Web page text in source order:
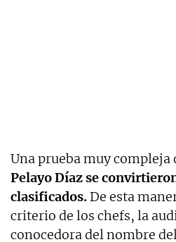
Una prueba muy compleja
Pelayo Díaz se
clasificados. De esta
criterio de los chefs, la
conocedora del nombre